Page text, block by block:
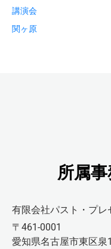
講演会
関ヶ原
所属
有限会社パスト・プ
〒461-0001
愛知県名古屋市東区泉